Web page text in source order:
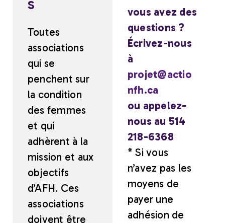
S
Toutes
associations
qui se
penchent sur
la condition
des femmes
et qui
adhèrent à la
mission et aux
objectifs
d’AFH. Ces
associations
doivent être
vous avez des
questions ?
Écrivez-nous
à
projet@actio
nfh.ca
ou appelez-
nous au 514
218-6368
* Si vous
n’avez pas les
moyens de
payer une
adhésion de